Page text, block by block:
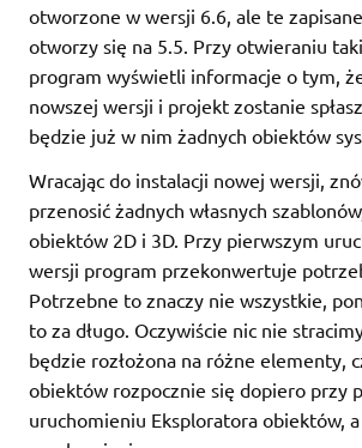
otworzone w wersji 6.6, ale te
otworzy się na 5.5. Przy otwieraniu
program wyświetli informacje o tym,
nowszej wersji i projekt zostanie
będzie już w nim żadnych obiektów
Wracając do instalacji nowej wersji,
przenosić żadnych własnych
obiektów 2D i 3D. Przy pierwszym
wersji program przekonwertuje
Potrzebne to znaczy nie wszystkie,
to za długo. Oczywiście nic nie
będzie rozłożona na różne elementy,
obiektów rozpocznie się dopiero przy
uruchomieniu Eksploratora obiektów,